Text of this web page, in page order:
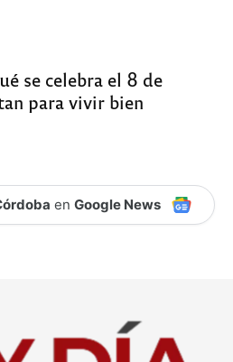
se celebra el 8 de
para vivir bien
en Google News